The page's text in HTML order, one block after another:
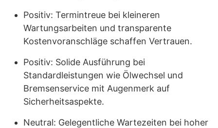
Positiv: Termintreue bei kleineren
Wartungsarbeiten und transparente
Kostenvoranschläge schaffen Vertrauen.
Positiv: Solide Ausführung bei
Standardleistungen wie Ölwechsel und
Bremsenservice mit Augenmerk auf
Sicherheitsaspekte.
Neutral: Gelegentliche Wartezeiten bei hoher